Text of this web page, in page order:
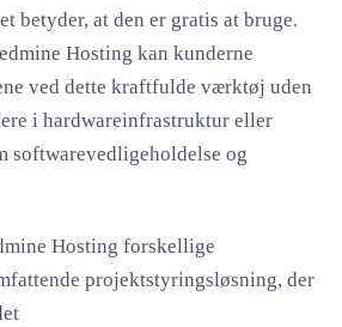
betyder, at den er gratis at bruge.
Hosting kan kunderne
ved dette kraftfulde værktøj uden
i hardwareinfrastruktur eller
softwarevedligeholdelse og
Hosting forskellige
projektstyringsløsning, der